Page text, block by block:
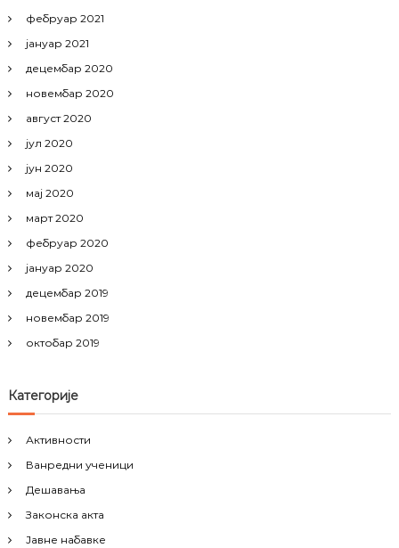
фебруар 2021
јануар 2021
децембар 2020
новембар 2020
август 2020
јул 2020
јун 2020
мај 2020
март 2020
фебруар 2020
јануар 2020
децембар 2019
новембар 2019
октобар 2019
Категорије
Активности
Ванредни ученици
Дешавања
Законска акта
Јавне набавке